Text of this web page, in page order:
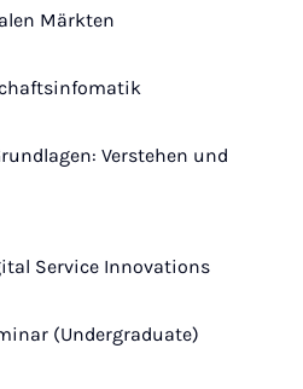
Märkten
Verstehen und
Service Innovations
(Undergraduate)